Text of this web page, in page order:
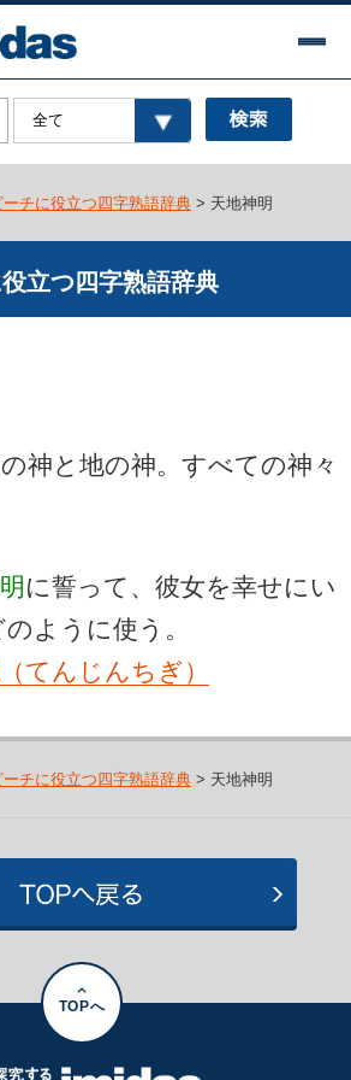
ーチに役立つ四字熟語辞典> 天地神明
立つ四字熟語辞典
神と地の神。すべての神々
に誓って、彼女を幸せにい
ように使う。
てんじんちぎ）
ーチに役立つ四字熟語辞典> 天地神明
TOPへ